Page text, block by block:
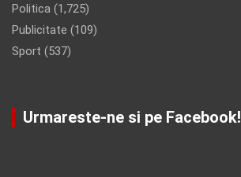
Politica (1,725)
Publicitate (109)
Sport (537)
Urmareste-ne si pe Facebook!